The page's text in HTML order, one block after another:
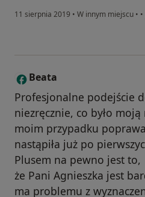
11 sierpnia 2019 • W innym miejscu • •
B Beata
Profesjonalne podejście
niezręcznie, co było
moim przypadku
nastąpiła już po
Plusem na pewno jest to,
że Pani Agnieszka jest
ma problemu z